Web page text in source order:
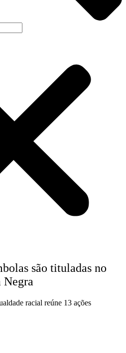
são tituladas no
Negra
racial reúne 13 ações